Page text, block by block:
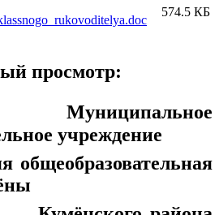
574.5 КБ
просмотр:
Муниципальное
учреждение
Кумёны